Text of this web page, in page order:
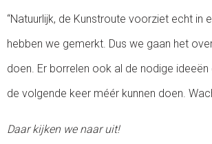
“Natuurlijk, de Kunstroute voorziet echt in
hebben we gemerkt. Dus we gaan het
doen. Er borrelen ook al de nodige
de volgende keer méér kunnen doen.
Daar kijken we naar uit!